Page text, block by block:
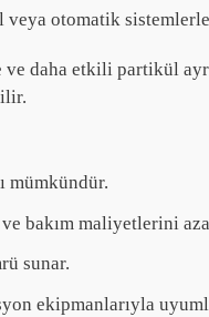
otomatik sistemlerle
daha etkili partikül
mümkündür.
bakım maliyetlerini
sunar.
ekipmanlarıyla